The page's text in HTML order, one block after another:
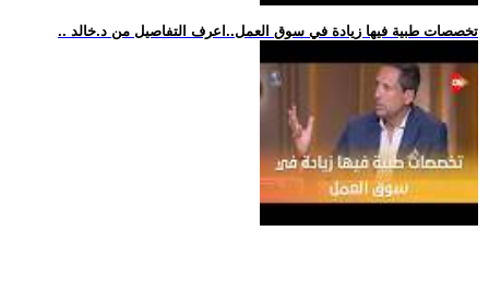
.. تخصصات طبية فيها زيادة في سوق العمل..اعرف التفاصيل من د.خالد